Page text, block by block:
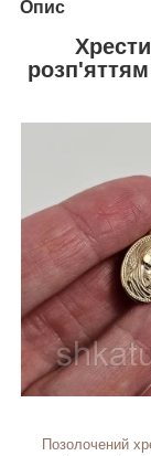
Опис
Позолочений